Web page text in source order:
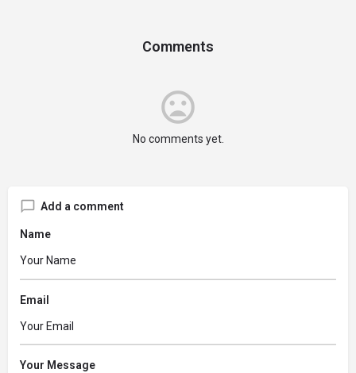
Comments
No comments yet.
Add a comment
Name
Email
Your Message